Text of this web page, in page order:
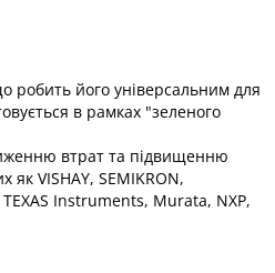
робить його універсальним для
в рамках "зеленого
втрат та підвищенню
як VISHAY, SEMIKRON,
Instruments, Murata, NXP,